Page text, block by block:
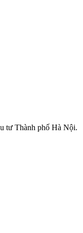
tư Thành phố Hà Nội.